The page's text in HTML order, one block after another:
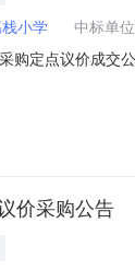
小学 中标单位
购定点议价成
成交标的明细
价采购公告